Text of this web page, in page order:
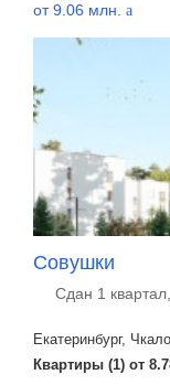
от 9.06 млн. a
Совушки
Сдан 1
Екатеринбург,
Квартиры (1) от